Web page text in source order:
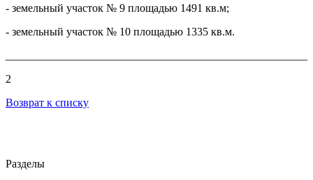
- земельный участок № 9 площадью 1491 кв.м;
- земельный участок № 10 площадью 1335 кв.м.
2
Возврат к списку
Разделы